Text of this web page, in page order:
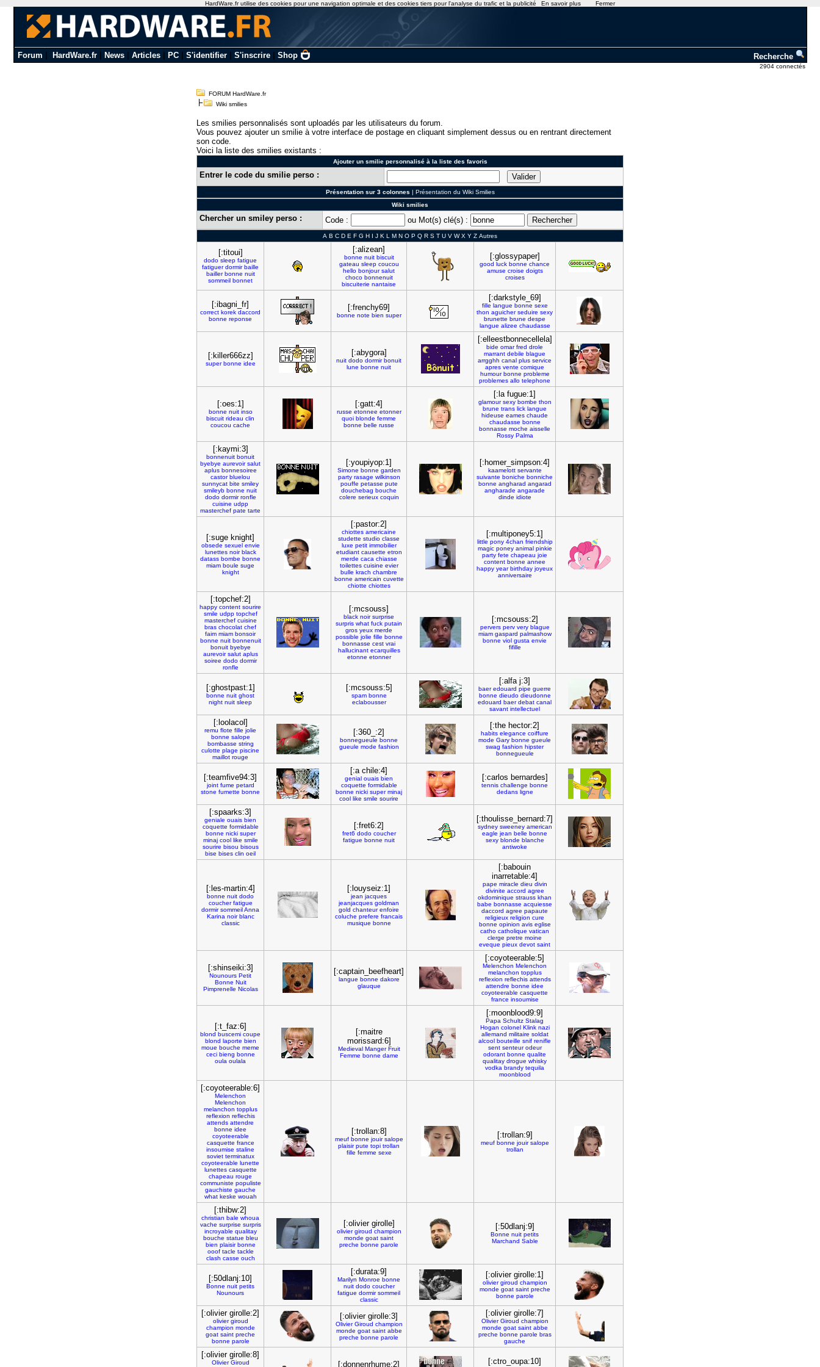
Forum HardWare.fr| News| Articles| PC| S'identifier| S'inscrire| Shop Recherche
2904 connectés
FORUM HardWare.fr
Wiki smilies
Les smilies personnalisés sont uploadés par les utilisateurs du forum.
Vous pouvez ajouter un smilie à votre interface de postage en cliquant simplement dessus ou en rentrant directement
son code.
Voici la liste des smilies existants :
Ajouter un smilie personnalisé à la liste des favoris
Entrer le code du smilie perso :
Présentation sur 3 colonnes | Présentation du Wiki Smilies
Wiki smilies
Chercher un smiley perso : Code : ou Mot(s) clé(s) :
A B C D E F G H I J K L M N O P Q R S T U V W X Y Z Autres
[:titoui]
dodo sleep fatigue
fatiguer dormir baille
bailler bonne nuit
sommeil bonnet
[:alizean]
bonne nuit biscuit
gateau sleep coucou
hello bonjour salut
choco bonnenuit
biscuiterie nantaise
[:glossypaper]
good luck bonne chance
amuse croise doigts
croises
[:ibagni_fr]
correct korek daccord
bonne reponse
[:frenchy69]
bonne note bien super
[:darkstyle_69]
fille langue bonne sexe
thon aguicher seduire sexy
brunette brune despe
langue alizee chaudasse
[:killer666zz]
super bonne idee
[:abygora]
nuit dodo dormir bonuit
lune bonne nuit
[:elleestbonnecellela]
bide omar fred drole
marrant debile blague
arrgghh canal plus service
apres vente comique
humour bonne probleme
problemes allo telephone
[:oes:1]
bonne nuit inso
biscuit rideau clin
coucou cache
[:gatt:4]
russe etonnee etonner
quoi blonde femme
bonne belle russe
[:la fugue:1]
glamour sexy bombe thon
brune trans lick langue
hideuse eames chaude
chaudasse bonne
bonnasse moche aisselle
Rossy Palma
[:kaymi:3]
bonnenuit bonuit
byebye aurevoir salut
aplus bonnesoiree
castor bluelou
sunnycat bite smiley
smileyb bonne nuit
dodo dormir ronfle
cuisine udpp
masterchef pate tarte
[:youpiyop:1]
Simone bonne garden
party rasage wilkinson
pouffe petasse pute
douchebag bouche
colere serieux coquin
[:homer_simpson:4]
kaamelott servante
suivante boniche bonniche
bonne angharad angarad
angharade angarade
dinde idiote
[:suge knight]
obsede sexuel envie
lunettes noir black
datass bombe bonne
miam boule suge
knight
[:pastor:2]
chiottes americaine
studette studio classe
luxe petit immobilier
etudiant causette etron
merde caca chiasse
toilettes cuisine evier
bulle krach chambre
bonne americain cuvette
chiotte chiottes
[:multiponey5:1]
little pony 4chan friendship
magic poney animal pinkie
party fete chapeau joie
content bonne annee
happy year birthday joyeux
anniversaire
[:topchef:2]
happy content sourire
smile udpp topchef
masterchef cuisine
bras chocolat chef
faim miam bonsoir
bonne nuit bonnenuit
bonuit byebye
aurevoir salut aplus
soiree dodo dormir
ronfle
[:mcsouss]
black noir surprise
surpris what fuck putain
gros yeux merde
possible jolie fille bonne
bonnasse cest vrai
hallucinant ecarquilles
etonne etonner
[:mcsouss:2]
pervers perv very blague
miam gaspard palmashow
bonne viol gusta envie
fifille
[:ghostpast:1]
bonne nuit ghost
night nuit sleep
[:mcsouss:5]
spam bonne
eclabousser
[:alfa j:3]
baer edouard pipe guerre
bonne dieudo dieudonne
edouard baer debat canal
savant intellectuel
[:loolacol]
remu flote fille jolie
bonne salope
bombasse string
culotte plage piscine
maillot rouge
[:360_:2]
bonnegueule bonne
gueule mode fashion
[:the hector:2]
habits elegance coiffure
mode Gary bonne gueule
swag fashion hipster
bonnegueule
[:teamfive94:3]
joint fume petard
stone fumette bonne
[:a chile:4]
genial ouais bien
coquette formidable
bonne nicki super minaj
cool like smile sourire
[:carlos bernardes]
tennis challenge bonne
dedans ligne
[:spaarks:3]
geniale ouais bien
coquette formidable
bonne nicki super
minaj cool like smile
sourire bisou bisous
bise bises clin oeil
[:fret6:2]
fret6 dodo coucher
fatigue bonne nuit
[:thoulisse_bernard:7]
sydney sweeney american
eagle jean belle bonne
sexy blonde blanche
antiwoke
[:les-martin:4]
bonne nuit dodo
coucher fatigue
dormir sommeilAnna
Karina noir blanc
classic
[:louyseiz:1]
jean jacques
jeanjacques goldman
gold chanteur enfoire
coluche prefere francais
musique bonne
[:babouin
inarretable:4]
pape miracle dieu divin
divinite accord agree
okdominique strauss khan
babe bonnasse acquiesse
daccord agree papaute
religieux religion cure
bonne opinion avis eglise
catho catholique vatican
clerge pretre moine
eveque pieux devot saint
[:shinseiki:3]
Nounours Petit
Bonne Nuit
Pimprenelle Nicolas
[:captain_beefheart]
langue bonne dakore
glauque
[:coyoteerable:5]
Melenchon Melenchon
melanchon topplus
reflexion reflechis attends
attendre bonne idee
coyoteerable casquette
france insoumise
[:t_faz:6]
blond buscemi coupe
blond laporte bien
moue bouche meme
ceci bieng bonne
oula oulala
[:maitre
morissard:6]
Medieval Manger Fruit
Femme bonne dame
[:moonblood9:9]
Papa Schultz Stalag
Hogan colonel Klink nazi
allemand militaire soldat
alcool bouteille snif renifle
sent senteur odeur
odorant bonne qualite
qualitay drogue whisky
vodka brandy tequila
moonblood
[:coyoteerable:6]
Melenchon
Melenchon
melanchon topplus
reflexion reflechis
attends attendre
bonne idee
coyoteerable
casquette france
insoumise staline
soviet terminatux
coyoteerable lunette
lunettes casquette
chapeau rouge
communiste populiste
gauchiste gauche
what keske wouah
[:trollan:8]
meuf bonne jouir salope
plaisir pute topi trollan
fille femme sexe
[:trollan:9]
meuf bonne jouir salope
trollan
[:thibw:2]
christian bale whoua
vache surprise surpris
incroyable qualitay
bouche statue bleu
bien plaisir bonne
ooof tacle tackle
clash casse ouch
[:olivier girolle]
olivier giroud champion
monde goat saint
preche bonne parole
[:50dlanj:9]
Bonne nuit petits
Marchand Sable
[:50dlanj:10]
Bonne nuit petits
Nounours
[:durata:9]
Marilyn Monroe bonne
nuit dodo coucher
fatigue dormir sommeil
classic
[:olivier girolle:1]
olivier giroud champion
monde goat saint preche
bonne parole
[:olivier girolle:2]
olivier giroud
champion monde
goat saint preche
bonne parole
[:olivier girolle:3]
Olivier Giroud champion
monde goat saint abbe
preche bonne parole
[:olivier girolle:7]
Olivier Giroud champion
monde goat saint abbe
preche bonne parole bras
gauche
[:olivier girolle:8]
Olivier Giroud
[:donnenrhume:2] [:ctro_oupa:10]
HardWare.fr utilise des cookies pour une navigation optimale et des cookies tiers pour l'analyse du trafic et la publicité En savoir plus Fermer